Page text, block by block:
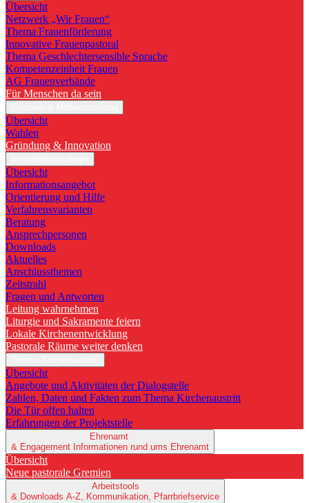
Übersicht
Netzwerk „Wir Frauen“
Thema Frauenförderung
Innovative Frauenpastoral
Thema Geschlechtersensible Sprache
Kompetenzeinheit Frauen
AG Frauenverbände
Für Menschen da sein
Übersicht
Wahlen
Gründung & Innovation
Übersicht
Informationsangebot
Orientierung und Hilfe
Verfahrensvarianten
Beratung
Ansprechpersonen
Downloads
Aktuelles
Anschlussthemen
Zeitstrahl
Fragen und Antworten
Leitung wahrnehmen
Liturgie und Sakramente feiern
Lokale Kirchenentwicklung
Pastorale Räume weiter denken
Übersicht
Angebote und Aktivitäten der Dialogstelle
Zahlen, Daten und Fakten zum Thema Kirchenaustritt
Die Tür offen halten
Erfahrungen der Projektstelle
Ehrenamt
& Engagement Informationen rund ums Ehrenamt
Übersicht
Neue pastorale Gremien
Arbeitstools
& Downloads A-Z, Kommunikation, Pfarrbriefservice